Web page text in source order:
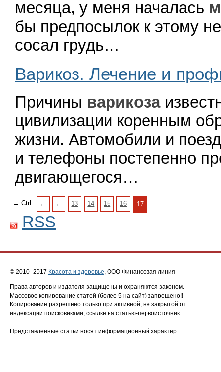
месяца, у меня на­чалась
бы предпосылок к этому
со­сал грудь…
Варикоз. Лечение и
Причины варикоза
цивилизации корен­ным
жиз­ни. Автомобили и
и телефоны постепенно
двигающегося…
← Ctrl ← ← 13 14 15 16 17
RSS
© 2010–2017 Красота и здоровье , ООО Финансовая линия
Права авторов и издателя защищены и охраняются законом.
Массовое копирование статей (более 5 на сайт) запрещено!!!
Копирование разрешено только при активной, не закрытой от
индексации поисковиками, ссылке на статью-первоисточник
Представленные статьи носят информационный характер.